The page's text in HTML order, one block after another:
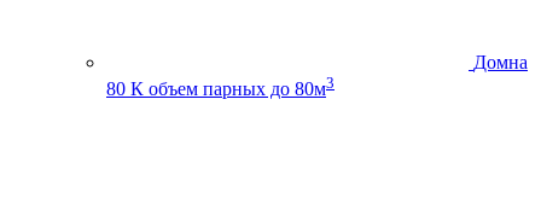
Домна
80 К объем парных до 80м3